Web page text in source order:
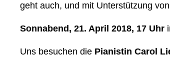
geht auch, und mit Unterstützung
Sonnabend, 21. April 2018, 17 Uhr
Uns besuchen die Pianistin Carol